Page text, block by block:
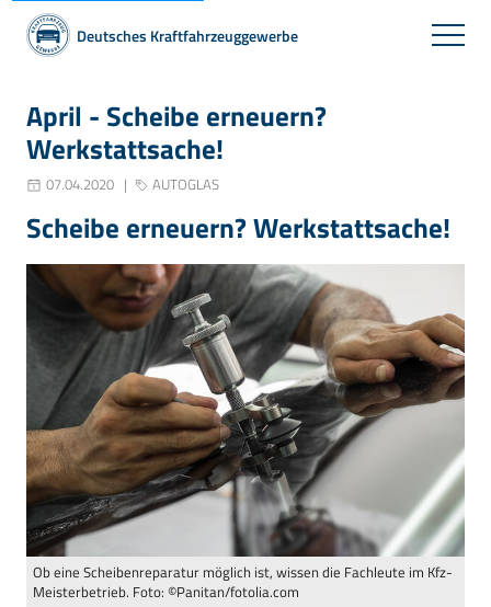
Deutsches Kraftfahrzeuggewerbe
April - Scheibe erneuern?
Werkstattsache!
07.04.2020 AUTOGLAS
Scheibe erneuern? Werkstattsache!
Ob eine Scheibenreparatur möglich ist, wissen die Fachleute im Kfz-
Meisterbetrieb. Foto: ©Panitan/fotolia.com